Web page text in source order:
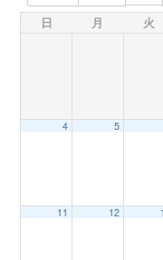
日 月 火
4 5
11 12